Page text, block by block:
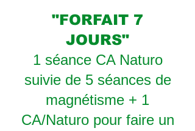
"FORFAIT 7
JOURS"
1 séance CA Naturo
suivie de 5 séances de
magnétisme + 1
CA/Naturo pour faire un